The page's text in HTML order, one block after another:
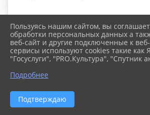
2026 г. listkril.ru
Пользуясь нашим сайтом, вы
обработки персональных данных а
веб-сайт и другие подключенные к
сервисы используют cookies такие как
"Госуслуги", "PRO.Культура", "Спутник
Подробнее
Подтверждаю